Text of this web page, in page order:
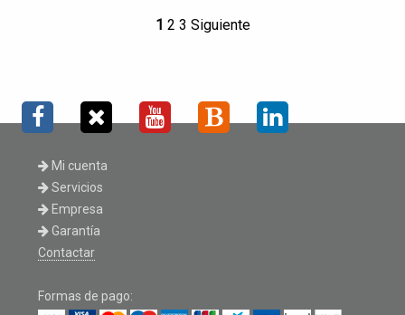
1 2 3 Siguiente
Mi cuenta
Servicios
Empresa
Garantía
Contactar
Formas de pago: